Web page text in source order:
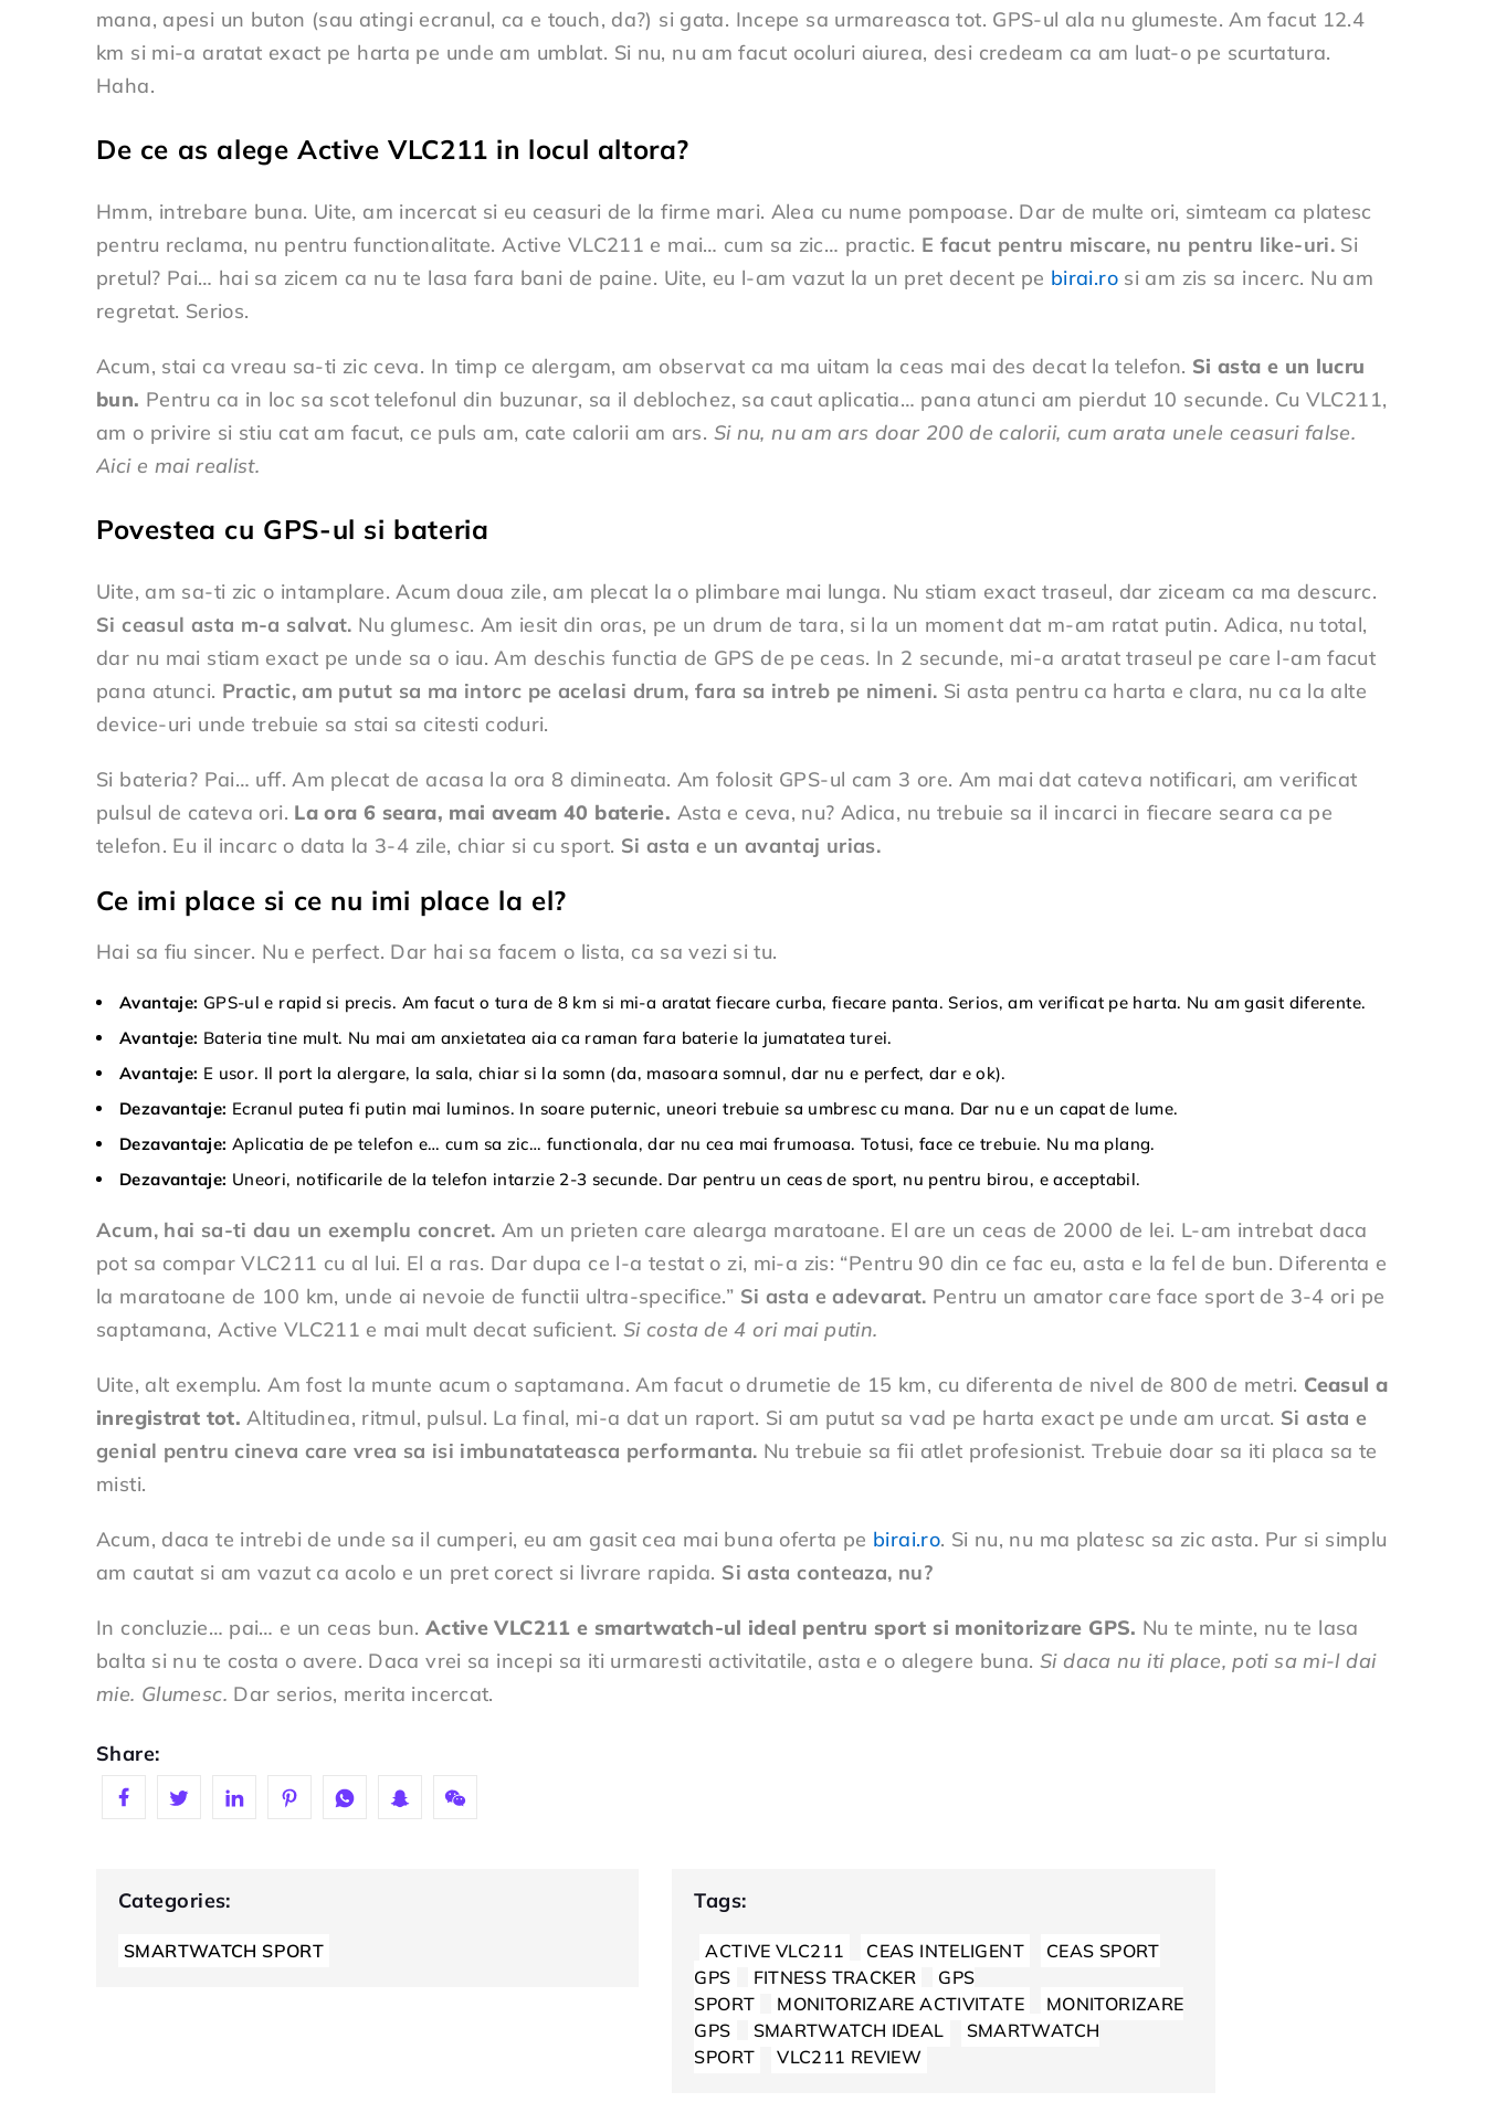
mana, apesi un buton (sau atingi ecranul, ca e touch, da?) si gata. Incepe sa urmareasca tot. GPS-ul ala nu glumeste. Am facut 12.4
km si mi-a aratat exact pe harta pe unde am umblat. Si nu, nu am facut ocoluri aiurea, desi credeam ca am luat-o pe scurtatura.
Haha.
De ce as alege Active VLC211 in locul altora?
Hmm, intrebare buna. Uite, am incercat si eu ceasuri de la firme mari. Alea cu nume pompoase. Dar de multe ori, simteam ca platesc
pentru reclama, nu pentru functionalitate. Active VLC211 e mai… cum sa zic… practic. E facut pentru miscare, nu pentru like-uri. Si
pretul? Pai… hai sa zicem ca nu te lasa fara bani de paine. Uite, eu l-am vazut la un pret decent pe birai.rosi am zis sa incerc. Nu am
regretat. Serios.
Acum, stai ca vreau sa-ti zic ceva. In timp ce alergam, am observat ca ma uitam la ceas mai des decat la telefon. Si asta e un lucru
bun. Pentru ca in loc sa scot telefonul din buzunar, sa il deblochez, sa caut aplicatia… pana atunci am pierdut 10 secunde. Cu VLC211,
am o privire si stiu cat am facut, ce puls am, cate calorii am ars. Si nu, nu am ars doar 200 de calorii, cum arata unele ceasuri false.
Aici e mai realist.
Povestea cu GPS-ul si bateria
Uite, am sa-ti zic o intamplare. Acum doua zile, am plecat la o plimbare mai lunga. Nu stiam exact traseul, dar ziceam ca ma descurc.
Si ceasul asta m-a salvat. Nu glumesc. Am iesit din oras, pe un drum de tara, si la un moment dat m-am ratat putin. Adica, nu total,
dar nu mai stiam exact pe unde sa o iau. Am deschis functia de GPS de pe ceas. In 2 secunde, mi-a aratat traseul pe care l-am facut
pana atunci. Practic, am putut sa ma intorc pe acelasi drum, fara sa intreb pe nimeni. Si asta pentru ca harta e clara, nu ca la alte
device-uri unde trebuie sa stai sa citesti coduri.
Si bateria? Pai… uff. Am plecat de acasa la ora 8 dimineata. Am folosit GPS-ul cam 3 ore. Am mai dat cateva notificari, am verificat
pulsul de cateva ori. La ora 6 seara, mai aveam 40 baterie. Asta e ceva, nu? Adica, nu trebuie sa il incarci in fiecare seara ca pe
telefon. Eu il incarc o data la 3-4 zile, chiar si cu sport. Si asta e un avantaj urias.
Ce imi place si ce nu imi place la el?
Hai sa fiu sincer. Nu e perfect. Dar hai sa facem o lista, ca sa vezi si tu.
Avantaje: GPS-ul e rapid si precis. Am facut o tura de 8 km si mi-a aratat fiecare curba, fiecare panta. Serios, am verificat pe harta. Nu am gasit diferente.
Avantaje: Bateria tine mult. Nu mai am anxietatea aia ca raman fara baterie la jumatatea turei.
Avantaje: E usor. Il port la alergare, la sala, chiar si la somn (da, masoara somnul, dar nu e perfect, dar e ok).
Dezavantaje: Ecranul putea fi putin mai luminos. In soare puternic, uneori trebuie sa umbresc cu mana. Dar nu e un capat de lume.
Dezavantaje: Aplicatia de pe telefon e… cum sa zic… functionala, dar nu cea mai frumoasa. Totusi, face ce trebuie. Nu ma plang.
Dezavantaje: Uneori, notificarile de la telefon intarzie 2-3 secunde. Dar pentru un ceas de sport, nu pentru birou, e acceptabil.
Acum, hai sa-ti dau un exemplu concret. Am un prieten care alearga maratoane. El are un ceas de 2000 de lei. L-am intrebat daca
pot sa compar VLC211 cu al lui. El a ras. Dar dupa ce l-a testat o zi, mi-a zis: “Pentru 90 din ce fac eu, asta e la fel de bun. Diferenta e
la maratoane de 100 km, unde ai nevoie de functii ultra-specifice.” Si asta e adevarat. Pentru un amator care face sport de 3-4 ori pe
saptamana, Active VLC211 e mai mult decat suficient. Si costa de 4 ori mai putin.
Uite, alt exemplu. Am fost la munte acum o saptamana. Am facut o drumetie de 15 km, cu diferenta de nivel de 800 de metri. Ceasul a
inregistrat tot. Altitudinea, ritmul, pulsul. La final, mi-a dat un raport. Si am putut sa vad pe harta exact pe unde am urcat. Si asta e
genial pentru cineva care vrea sa isi imbunatateasca performanta. Nu trebuie sa fii atlet profesionist. Trebuie doar sa iti placa sa te
misti.
Acum, daca te intrebi de unde sa il cumperi, eu am gasit cea mai buna oferta pe birai.ro. Si nu, nu ma platesc sa zic asta. Pur si simplu
am cautat si am vazut ca acolo e un pret corect si livrare rapida. Si asta conteaza, nu?
In concluzie… pai… e un ceas bun. Active VLC211 e smartwatch-ul ideal pentru sport si monitorizare GPS. Nu te minte, nu te lasa
balta si nu te costa o avere. Daca vrei sa incepi sa iti urmaresti activitatile, asta e o alegere buna. Si daca nu iti place, poti sa mi-l dai
mie. Glumesc. Dar serios, merita incercat.
Share:
Categories:
SMARTWATCH SPORT
Tags:
ACTIVE VLC211 CEAS INTELIGENT
CEAS SPORT
GPS
FITNESS TRACKER
GPS
SPORT
MONITORIZARE ACTIVITATE
MONITORIZARE
GPS
SMARTWATCH IDEAL
SMARTWATCH
SPORT
VLC211 REVIEW